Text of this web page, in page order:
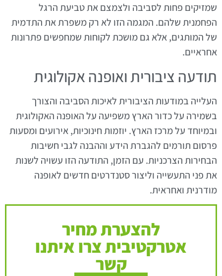
שמזיקים פחות לסביבה ולצמצם את טביעת הרגל
הפחמנית שלהם. המגמה הזו לא רק משפרת את התדמית
של המותגים, אלא גם מושכת לקוחות שמחפשים פתרונות
אחראיים.
תודעה ציבורית ואופנה אקולוגית
העלייה במודעות הציבורית לאיכות הסביבה והצורך
בשמירה על כדור הארץ משפיעה על האופנה האקולוגית
ובמיוחד על מרכז הארץ. יוזמות חינוכיות, אירועים ומסעות
פרסום תורמים להגברת הידע וההבנה לגבי חשיבות
הבחירות הצרכניות. עם הזמן, התודעה הזו עשויה לשנות
את פני התעשייה וליצור סטנדרטים חדשים לאופנה
מודרנית ואחראית.
להצערת מחיר
אטרקטיבית צרו איתנו
קשר